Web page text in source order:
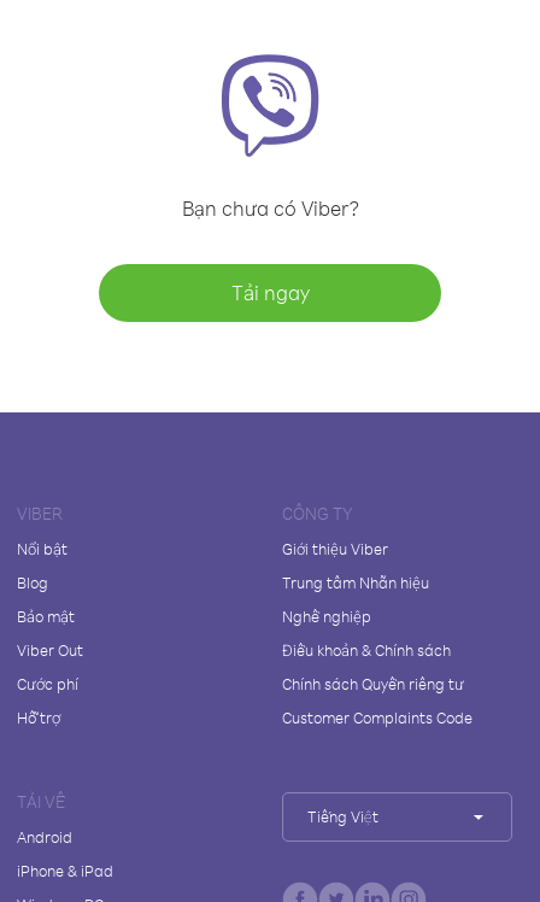
Bạn chưa có Viber?
Tải ngay
VIBER
Nổi bật
Blog
Bảo mật
Viber Out
Cước phí
Hỗ trợ
CÔNG TY
Giới thiệu Viber
Trung tâm Nhãn hiệu
Nghề nghiệp
Điều khoản & Chính sách
Chính sách Quyền riêng tư
Customer Complaints Code
TẢI VỀ
Android
iPhone & iPad
Tiếng Việt